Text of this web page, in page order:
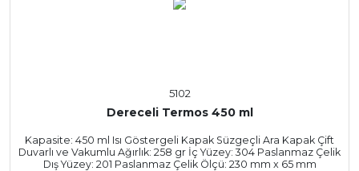
5102
Dereceli Termos 450 ml
Kapasite: 450 ml Isı Göstergeli Kapak Süzgeçli Ara Kapak Çift
Duvarlı ve Vakumlu Ağırlık: 258 gr İç Yüzey: 304 Paslanmaz Çelik
Dış Yüzey: 201 Paslanmaz Çelik Ölçü: 230 mm x 65 mm